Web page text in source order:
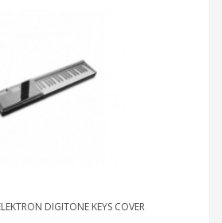
DIGITONE KEYS COVER